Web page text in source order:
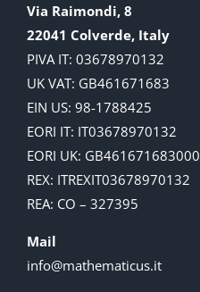
Via Raimondi, 8
22041 Colverde, Italy
PIVA IT: 03678970132
UK VAT: GB461671683
EIN US: 98-1788425
EORI IT: IT03678970132
EORI UK: GB461671683000
REX: ITREXIT03678970132
REA: CO – 327395
Mail
info@mathematicus.it